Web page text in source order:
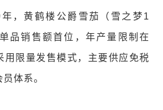
，黄鹤楼公爵雪茄（雪之梦1
品销售额首位，年产量限制在
用限量发售模式，主要供应免税
体系。